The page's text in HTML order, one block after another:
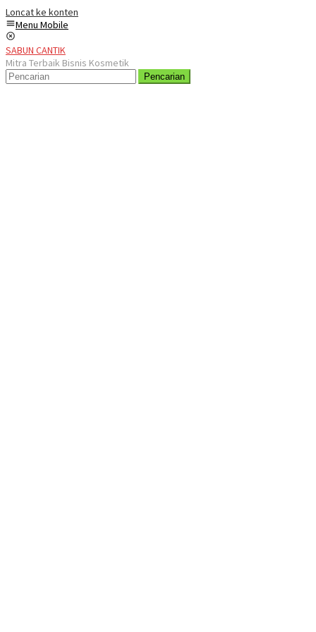
Loncat ke konten
Menu Mobile
SABUN CANTIK
Mitra Terbaik Bisnis Kosmetik
Pencarian